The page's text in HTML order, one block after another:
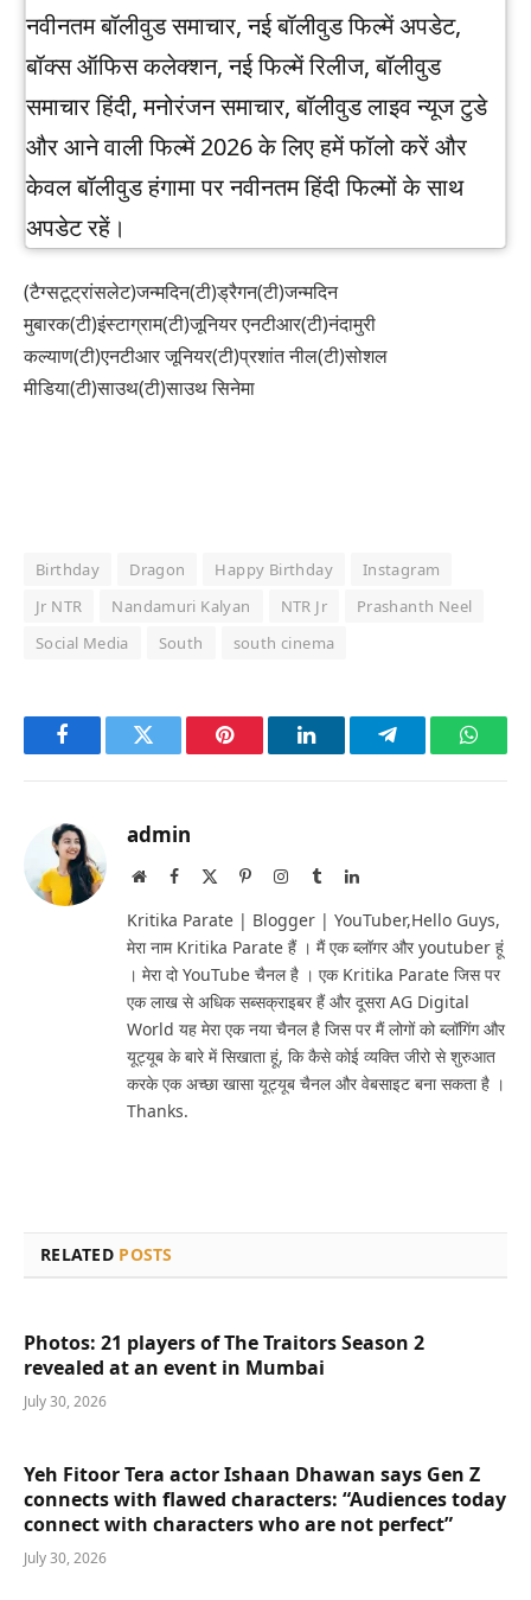
नवीनतम बॉलीवुड समाचार, नई बॉलीवुड फिल्में अपडेट,
बॉक्स ऑफिस कलेक्शन, नई फिल्में रिलीज, बॉलीवुड
समाचार हिंदी, मनोरंजन समाचार, बॉलीवुड लाइव न्यूज टुडे
और आने वाली फिल्में 2026 के लिए हमें फॉलो करें और
केवल बॉलीवुड हंगामा पर नवीनतम हिंदी फिल्मों के साथ
अपडेट रहें।
(टैग्सटूट्रांसलेट)जन्मदिन(टी)ड्रैगन(टी)जन्मदिन
मुबारक(टी)इंस्टाग्राम(टी)जूनियर एनटीआर(टी)नंदामुरी
कल्याण(टी)एनटीआर जूनियर(टी)प्रशांत नील(टी)सोशल
मीडिया(टी)साउथ(टी)साउथ सिनेमा
Birthday Dragon Happy Birthday
Instagram
Jr NTR
Nandamuri Kalyan NTR Jr
Prashanth Neel
Social Media
South south cinema
FacebookTwitter Pinterest LinkedInTelegram
admin
WebsiteFacebook PinterestInstagram
TumblrLinkedIn
Kritika Parate | Blogger | YouTuber,Hello Guys,
मेरा नाम Kritika Parate हैं । मैं एक ब्लॉगर और youtuber हूं
। मेरा दो YouTube चैनल है । एक Kritika Parate जिस पर
एक लाख से अधिक सब्सक्राइबर हैं और दूसरा AG Digital
World यह मेरा एक नया चैनल है जिस पर मैं लोगों को ब्लॉगिंग और
यूट्यूब के बारे में सिखाता हूं, कि कैसे कोई व्यक्ति जीरो से शुरुआत
करके एक अच्छा खासा यूट्यूब चैनल और वेबसाइट बना सकता है ।
Thanks.
RELATED POSTS
Photos: 21 players of The Traitors Season 2
revealed at an event in Mumbai
July 30, 2026
Yeh Fitoor Tera actor Ishaan Dhawan says Gen Z
connects with flawed characters: “Audiences today
connect with characters who are not perfect”
July 30, 2026